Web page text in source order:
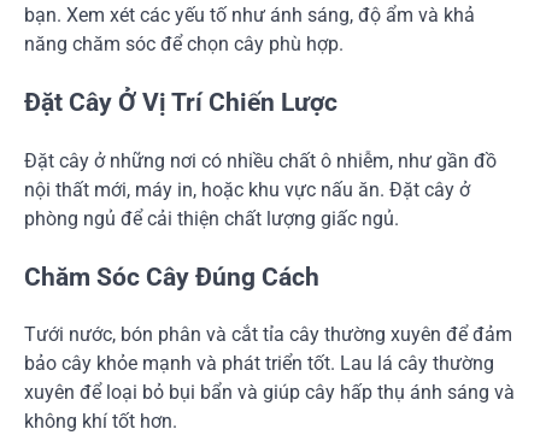
bạn. Xem xét các yếu tố như ánh sáng, độ ẩm và khả
năng chăm sóc để chọn cây phù hợp.
Đặt Cây Ở Vị Trí Chiến Lược
Đặt cây ở những nơi có nhiều chất ô nhiễm, như gần đồ
nội thất mới, máy in, hoặc khu vực nấu ăn. Đặt cây ở
phòng ngủ để cải thiện chất lượng giấc ngủ.
Chăm Sóc Cây Đúng Cách
Tưới nước, bón phân và cắt tỉa cây thường xuyên để đảm
bảo cây khỏe mạnh và phát triển tốt. Lau lá cây thường
xuyên để loại bỏ bụi bẩn và giúp cây hấp thụ ánh sáng và
không khí tốt hơn.